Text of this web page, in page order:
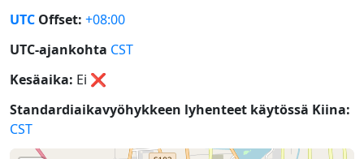
UTC Offset: +08:00
UTC-ajankohta CST
Kesäaika: Ei ❌
Standardiaikavyöhykkeen lyhenteet käytössä Kiina:
CST